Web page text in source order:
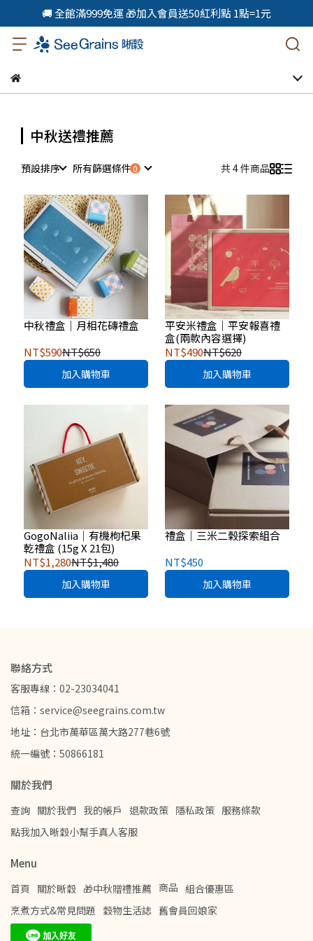
🚚 全館滿999免運 🎁加入會員送50紅利點 1點=1元
中秋送禮推薦
預設排序 所有篩選條件 共 4 件商品
中秋禮盒｜月相花磚禮盒
NT$590NT$650
加入購物車
平安米禮盒｜平安報喜禮
盒(兩款內容選擇)
NT$490NT$620
加入購物車
GogoNaliia｜有機枸杞果
乾禮盒 (15g X 21包)
NT$1,280NT$1,480
加入購物車
禮盒｜三米二榖探索組合
NT$450
加入購物車
聯絡方式
客服專線：02-23034041
信箱：service@seegrains.com.tw
地址：台北市萬華區萬大路277巷6號
統一編號：50866181
關於我們
查詢 關於我們 我的帳戶 退款政策 隱私政策 服務條款
點我加入晰穀小幫手真人客服
Menu
首頁 關於晰穀 🎁中秋贈禮推薦 商品 組合優惠區
烹煮方式&常見問題 穀物生活誌 舊會員回娘家